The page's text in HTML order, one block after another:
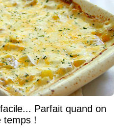
Parfait quand on
temps !